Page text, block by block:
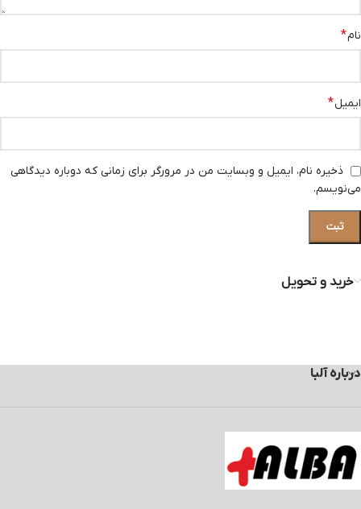
نام*
ایمیل*
ذخیره نام، ایمیل و وبسایت من در مرورگر برای زمانی که دوباره دیدگاهی
می‌نویسم.
خرید و تحویل
درباره آلبا